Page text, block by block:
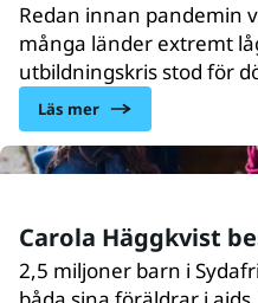
Redan innan pandemin
många länder extremt
utbildningskris stod för
skolstängningar har
återvänt till skolan.
utnyttjas, hamna i
Läs mer
Carola Häggkvist
2,5 miljoner barn i